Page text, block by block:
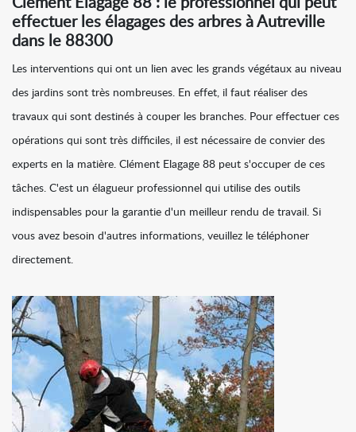
Clément Elagage 88 : le professionnel qui peut
effectuer les élagages des arbres à Autreville
dans le 88300
Les interventions qui ont un lien avec les grands végétaux au niveau
des jardins sont très nombreuses. En effet, il faut réaliser des
travaux qui sont destinés à couper les branches. Pour effectuer ces
opérations qui sont très difficiles, il est nécessaire de convier des
experts en la matière. Clément Elagage 88 peut s'occuper de ces
tâches. C'est un élagueur professionnel qui utilise des outils
indispensables pour la garantie d'un meilleur rendu de travail. Si
vous avez besoin d'autres informations, veuillez le téléphoner
directement.